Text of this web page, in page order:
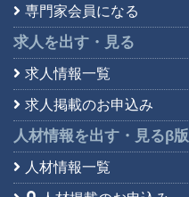
専門家会員になる
求人を出す・見る
求人情報一覧
求人掲載のお申込み
人材情報を出す・見るβ版
人材情報一覧